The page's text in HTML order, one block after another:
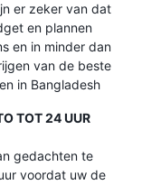
er zeker van dat
en plannen
en in minder dan
van de beste
in Bangladesh
TOT 24 UUR
gedachten te
voordat uw de